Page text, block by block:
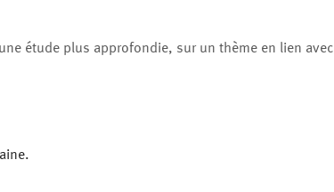
étude plus approfondie, sur un thème en lien avec